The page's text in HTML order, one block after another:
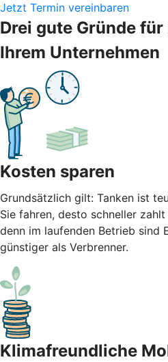
Jetzt Termin vereinbaren
Drei gute Gründe
Ihrem Unternehmen
Kosten sparen
Grundsätzlich gilt: Tanken ist
Sie fahren, desto schneller
denn im laufenden Betrieb sind
günstiger als Verbrenner.
Klimafreundliche